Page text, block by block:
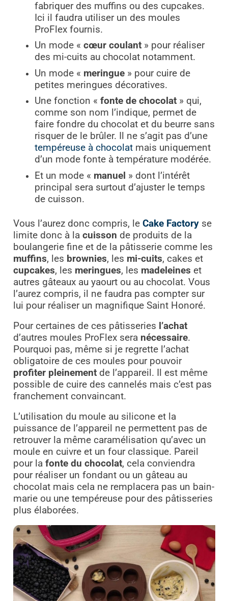
fabriquer des muffins ou des cupcakes.
Ici il faudra utiliser un des moules
ProFlex fournis.
Un mode « cœur coulant » pour réaliser
des mi-cuits au chocolat notamment.
Un mode « meringue » pour cuire de
petites meringues décoratives.
Une fonction « fonte de chocolat » qui,
comme son nom l’indique, permet de
faire fondre du chocolat et du beurre sans
risquer de le brûler. Il ne s’agit pas d’une
tempéreuse à chocolat mais uniquement
d’un mode fonte à température modérée.
Et un mode « manuel » dont l’intérêt
principal sera surtout d’ajuster le temps
de cuisson.
Vous l’aurez donc compris, le Cake Factoryse
limite donc à la cuisson de produits de la
boulangerie fine et de la pâtisserie comme les
muffins, les brownies, les mi-cuits, cakes et
cupcakes, les meringues, les madeleines et
autres gâteaux au yaourt ou au chocolat. Vous
l’aurez compris, il ne faudra pas compter sur
lui pour réaliser un magnifique Saint Honoré.
Pour certaines de ces pâtisseries l’achat
d’autres moules ProFlex sera nécessaire.
Pourquoi pas, même si je regrette l’achat
obligatoire de ces moules pour pouvoir
profiter pleinementde l’appareil. Il est même
possible de cuire des cannelés mais c’est pas
franchement convaincant.
L’utilisation du moule au silicone et la
puissance de l’appareil ne permettent pas de
retrouver la même caramélisation qu’avec un
moule en cuivre et un four classique. Pareil
pour la fonte du chocolat, cela conviendra
pour réaliser un fondant ou un gâteau au
chocolat mais cela ne remplacera pas un bain-
marie ou une tempéreuse pour des pâtisseries
plus élaborées.